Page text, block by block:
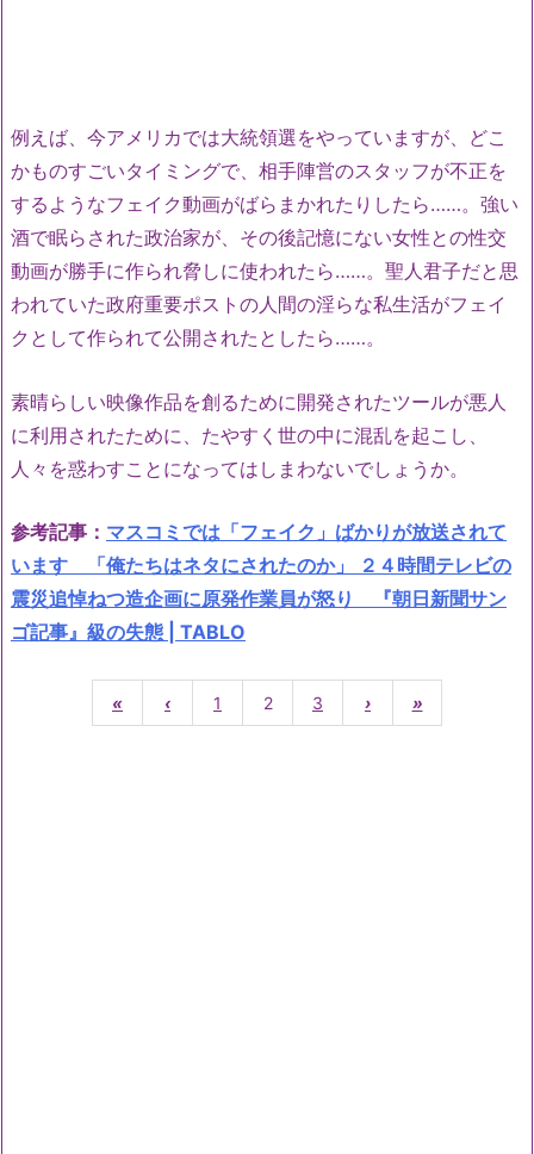
例えば、今アメリカでは大統領選をやっていますが、どこ
かものすごいタイミングで、相手陣営のスタッフが不正を
するようなフェイク動画がばらまかれたりしたら……。強い
酒で眠らされた政治家が、その後記憶にない女性との性交
動画が勝手に作られ脅しに使われたら……。聖人君子だと思
われていた政府重要ポストの人間の淫らな私生活がフェイ
クとして作られて公開されたとしたら……。
素晴らしい映像作品を創るために開発されたツールが悪人
に利用されたために、たやすく世の中に混乱を起こし、
人々を惑わすことになってはしまわないでしょうか。
参考記事： マスコミでは「フェイク」ばかりが放送されて
います 「俺たちはネタにされたのか」 ２４時間テレビの
震災追悼ねつ造企画に原発作業員が怒り 『朝日新聞サン
ゴ記事』級の失態 | TABLO
« ‹ 1 2 3 › »